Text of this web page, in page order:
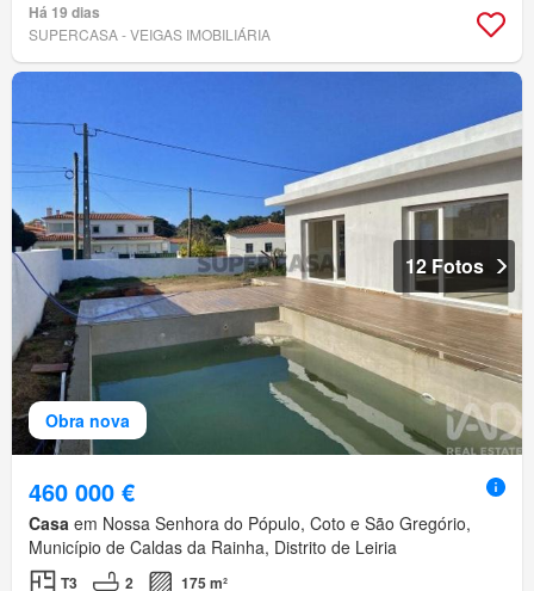
Há 19 dias
SUPERCASA - VEIGAS IMOBILIÁRIA
Obra nova
12 Fotos
460 000 €
Casa em Nossa Senhora do Pópulo, Coto e São Gregório,
Município de Caldas da Rainha, Distrito de Leiria
T3 2 175 m²